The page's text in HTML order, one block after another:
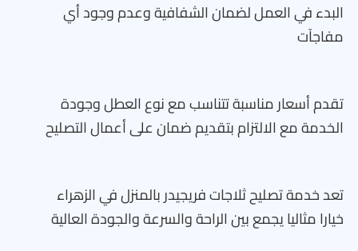
البدء في العمل لضمان الشفافية وعدم وجود أي
مفاجآت
تقدم أسعار مناسبة تتناسب مع نوع العطل وجودة
الخدمة مع الالتزام بتقديم ضمان على أعمال التصليح
تعد خدمة تصليح ثلاجات فريجيدر بالمنزل في الزهراء
خيارا مثاليا يجمع بين الراحة والسرعة والجودة العالية